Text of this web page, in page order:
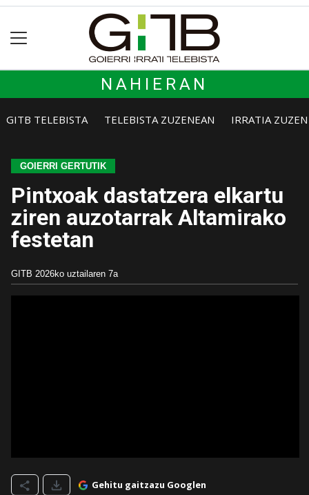
NAHIERAN
GITB TELEBISTA TELEBISTA ZUZENEAN IRRATIA
GOIERRI GERTUTIK
Pintxoak dastatzera elkartu
ziren auzotarrak Altamirako
festetan
GITB 2026ko uztailaren 7a
Gehitu gaitzazu Googlen